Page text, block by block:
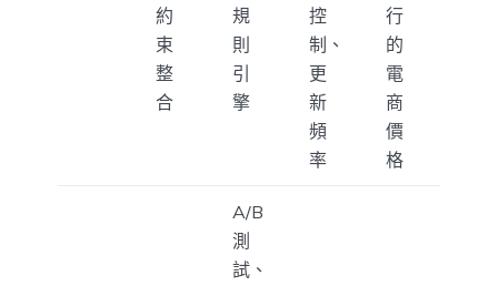
約
束
整
合
規
則
引
擎
控
制、
更
新
頻
率
行
的
電
商
價
格
A/B
測
試、